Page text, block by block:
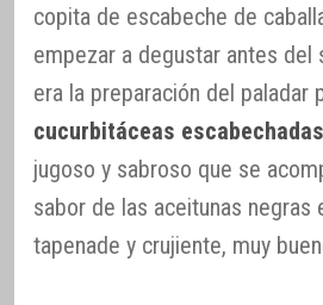
copita de escabeche de
empezar a degustar antes del
era la preparación del paladar
cucurbitáceas escabechadas
jugoso y sabroso que se
sabor de las aceitunas
tapenade y crujiente, muy